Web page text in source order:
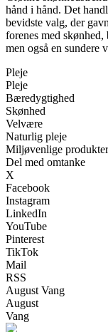
hånd i hånd. Det
bevidste valg, der
forenes med
men også en sundere
Pleje
Pleje
Bæredygtighed
Skønhed
Velvære
Naturlig pleje
Miljøvenlige produkter
Del med omtanke
X
Facebook
Instagram
LinkedIn
YouTube
Pinterest
TikTok
Mail
RSS
August Vang
August
Vang